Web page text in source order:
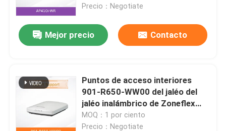
2.4GHz 2x2: 2
Precio：Negotiate
Mejor precio Contacto
Puntos de acceso interiores
901-R650-WW00 del jaléo del
jaléo inalámbrico de Zoneflex
R650
MOQ：1 por ciento
Precio：Negotiate